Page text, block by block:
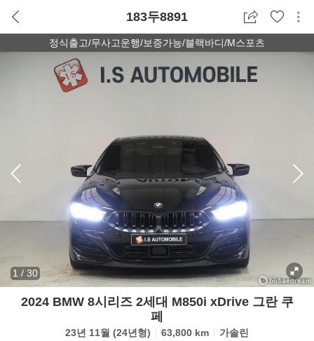
183두8891
정식출고/무사고운행/보증가능/블랙바디/M스포츠
1 / 30
2024 BMW 8시리즈 2세대 M850i xDrive 그란 쿠
페
23년 11월 (24년형) 63,800 km 가솔린